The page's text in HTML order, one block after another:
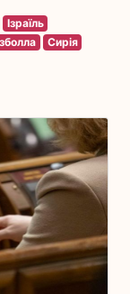
Ізраїль
Сирія